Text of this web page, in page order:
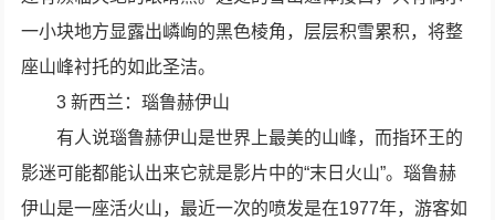
一小块地方显露出嶙峋的黑色棱角，层层积雪累积，将整
座山峰衬托的如此圣洁。
3 新西兰：瑙鲁赫伊山
有人说瑙鲁赫伊山是世界上最美的山峰，而指环王的
影迷可能都能认出来它就是影片中的“末日火山”。瑙鲁赫
伊山是一座活火山，最近一次的喷发是在1977年，游客如